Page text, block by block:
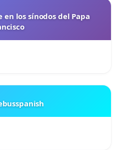
los sínodos del Papa